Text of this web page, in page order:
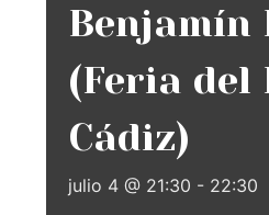
Benjamín
(Feria del
Cádiz)
julio 4 @ 21:30 - 22:30